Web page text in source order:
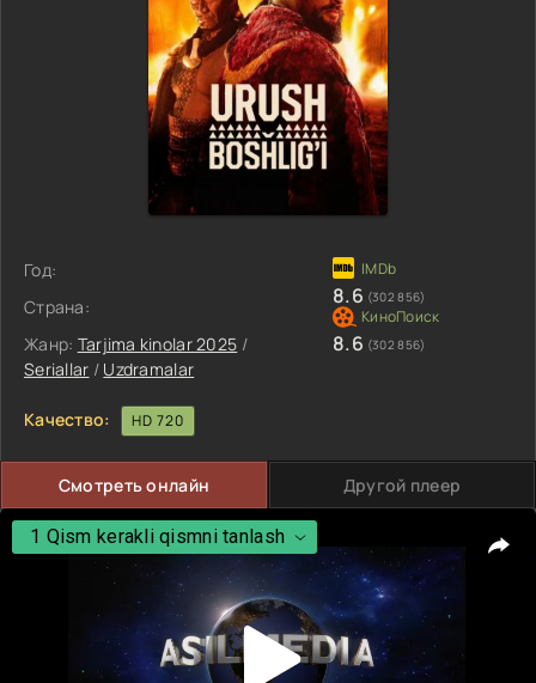
Год:
Страна:
Жанр: Tarjima kinolar 2025 /
Seriallar / Uzdramalar
8.6 (302 856)
8.6 (302 856)
Качество: HD 720
Смотреть онлайн Другой плеер
1 Qism kerakli qismni tanlash
1 Qism kerakli qismni tanlash